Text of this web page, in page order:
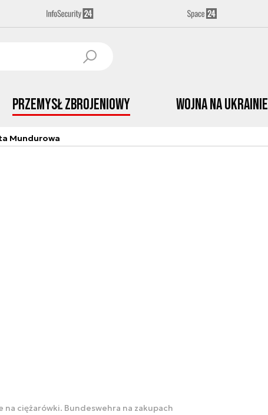
Przemysł Zbrojeniowy Wojna na Ukrainie
Mundurowa
na ciężarówki. Bundeswehra na zakupach